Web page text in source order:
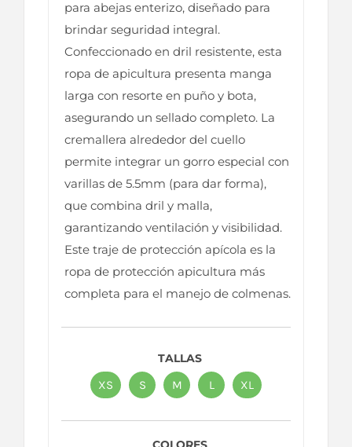
para abejas enterizo, diseñado para
brindar seguridad integral.
Confeccionado en dril resistente, esta
ropa de apicultura presenta manga
larga con resorte en puño y bota,
asegurando un sellado completo. La
cremallera alrededor del cuello
permite integrar un gorro especial con
varillas de 5.5mm (para dar forma),
que combina dril y malla,
garantizando ventilación y visibilidad.
Este traje de protección apícola es la
ropa de protección apicultura más
completa para el manejo de colmenas.
TALLAS
XS
S M L XL